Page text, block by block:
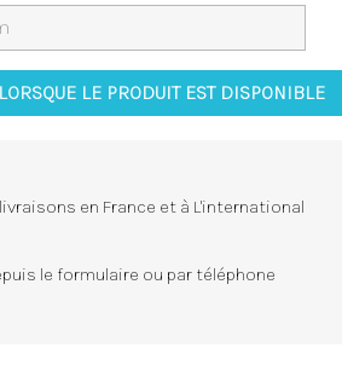
LE PRODUIT EST DISPONIBLE
en France et à L'international
le formulaire ou par téléphone